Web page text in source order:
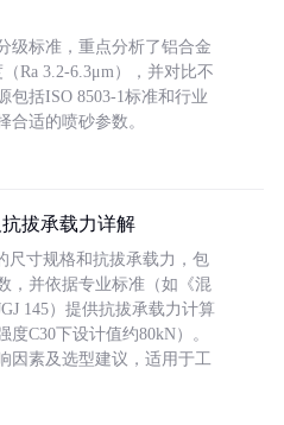
级标准，重点分析了铝合金
Ra 3.2-6.3μm），并对比不
包括ISO 8503-1标准和行业
合适的喷砂参数。
拔承载力详解
尺寸规格和抗拔承载力，包
，并依据专业标准（如《混
145）提供抗拔承载力计算
C30下设计值约80kN）。
因素及选型建议，适用于工